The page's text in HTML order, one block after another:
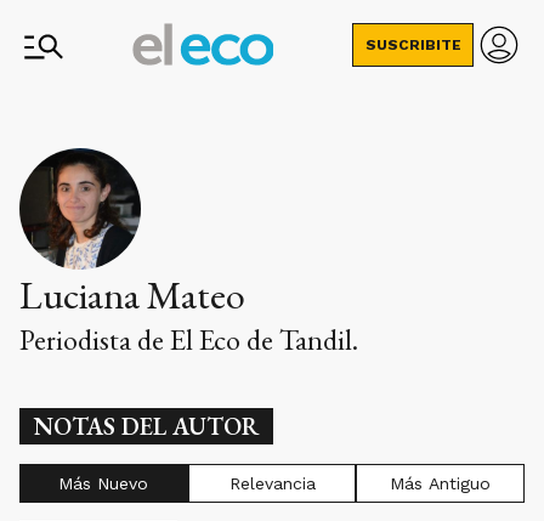
SUSCRIBITE
Luciana Mateo
Periodista de El Eco de Tandil.
NOTAS DEL AUTOR
Más Nuevo Relevancia Más Antiguo